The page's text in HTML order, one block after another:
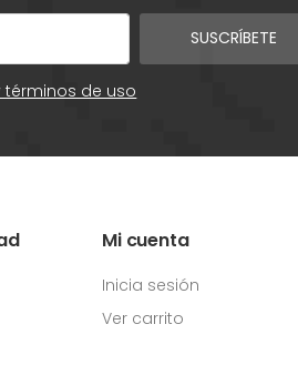
SUSCRÍBETE
de uso
Mi cuenta
Inicia sesión
Ver carrito